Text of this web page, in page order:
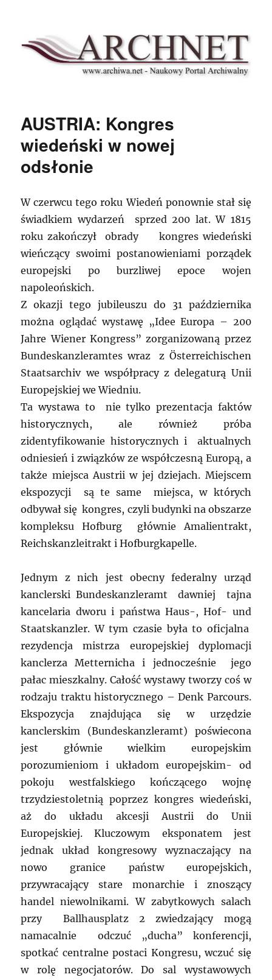
Archnet
AUSTRIA: Kongres
wiedeński w nowej
odsłonie
W czerwcu tego roku Wiedeń ponownie stał się
świadkiem wydarzeń sprzed 200 lat. W 1815
roku zakończył obrady kongres wiedeński
wieńczący swoimi postanowieniami porządek
europejski po burzliwej epoce wojen
napoleońskich.
Z okazji tego jubileuszu do 31 października
można oglądać wystawę „Idee Europa – 200
Jahre Wiener Kongress” zorganizowaną przez
Bundeskanzleramtes wraz z Österreichischen
Staatsarchiv we współpracy z delegaturą Unii
Europejskiej we Wiedniu.
Ta wystawa to nie tylko prezentacja faktów
historycznych, ale również próba
zidentyfikowanie historycznych i aktualnych
odniesień i związków ze współczesną Europą, a
także miejsca Austrii w jej dziejach. Miejscem
ekspozycji są te same miejsca, w których
odbywał się kongres, czyli budynki na obszarze
kompleksu Hofburg głównie Amalientrakt,
Reichskanzleitrakt i Hofburgkapelle.
Jednym z nich jest obecny federalny urząd
kanclerski Bundeskanzleramt dawniej tajna
kancelaria dworu i państwa Haus-, Hof- und
Staatskanzler. W tym czasie była to oficjalna
rezydencja mistrza europejskiej dyplomacji
kanclerza Metternicha i jednocześnie jego
pałac mieszkalny. Całość wystawy tworzy coś w
rodzaju traktu historycznego – Denk Parcours.
Ekspozycja znajdująca się w urzędzie
kanclerskim (Bundeskanzleramt) poświecona
jest głównie wielkim europejskim
porozumieniom i układom europejskim- od
pokoju westfalskiego kończącego wojnę
trzydziestoletnią poprzez kongres wiedeński,
aż do układu akcesji Austrii do Unii
Europejskiej. Kluczowym eksponatem jest
jednak układ kongresowy wyznaczający na
nowo granice państw europejskich,
przywracający stare monarchie i znoszący
handel niewolnikami. W zabytkowych salach
przy Ballhausplatz 2 zwiedzający mogą
namacalnie odczuć „ducha” konferencji,
spotkać centralne postaci Kongresu, wczuć się
w rolę negocjatorów. Do sal wystawowych